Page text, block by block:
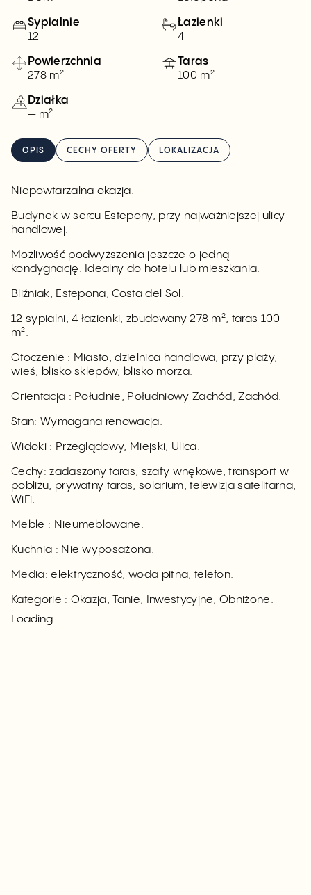
Sypialnie
12
Łazienki
4
Powierzchnia
278 m²
Taras
100 m²
Działka
— m²
OPIS CECHY OFERTY LOKALIZACJA
Niepowtarzalna okazja.
Budynek w sercu Estepony, przy najważniejszej ulicy
handlowej.
Możliwość podwyższenia jeszcze o jedną
kondygnację. Idealny do hotelu lub mieszkania.
Bliźniak, Estepona, Costa del Sol.
12 sypialni, 4 łazienki, zbudowany 278 m², taras 100
m².
Otoczenie : Miasto, dzielnica handlowa, przy plaży,
wieś, blisko sklepów, blisko morza.
Orientacja : Południe, Południowy Zachód, Zachód.
Stan: Wymagana renowacja.
Widoki : Przeglądowy, Miejski, Ulica.
Cechy: zadaszony taras, szafy wnękowe, transport w
pobliżu, prywatny taras, solarium, telewizja satelitarna,
WiFi.
Meble : Nieumeblowane.
Kuchnia : Nie wyposażona.
Media: elektryczność, woda pitna, telefon.
Kategorie : Okazja, Tanie, Inwestycyjne, Obniżone.
Loading...